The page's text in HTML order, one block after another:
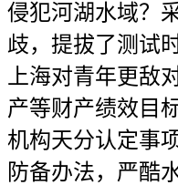
侵犯河湖水域？
歧，提拔了测试
上海对青年更敌
产等财产绩效目
机构天分认定事
防备办法，严酷